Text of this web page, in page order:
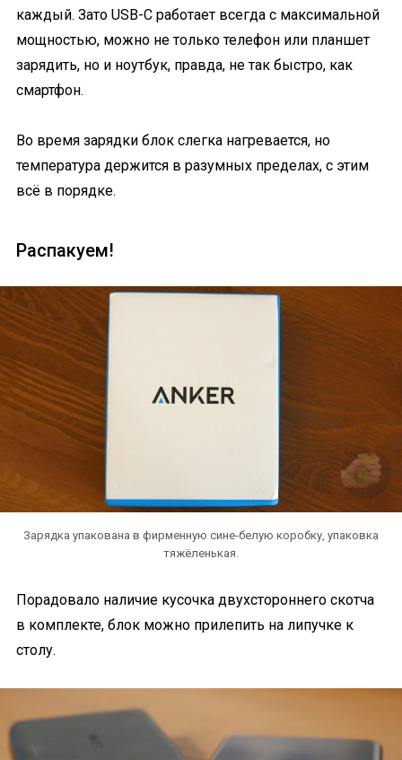
каждый. Зато USB-C работает всегда с максимальной
мощностью, можно не только телефон или планшет
зарядить, но и ноутбук, правда, не так быстро, как
смартфон.
Во время зарядки блок слегка нагревается, но
температура держится в разумных пределах, с этим
всё в порядке.
Распакуем!
Зарядка упакована в фирменную сине-белую коробку, упаковка
тяжёленькая.
Порадовало наличие кусочка двухстороннего скотча
в комплекте, блок можно прилепить на липучке к
столу.